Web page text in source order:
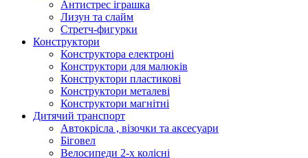
Антистрес іграшка
Лизун та слайм
Стретч-фигурки
Конструктори
Конструктора електроні
Конструктори для малюків
Конструктори пластикові
Конструктори металеві
Конструктори магнітні
Дитячий транспорт
Автокрісла , візочки та аксесуари
Біговел
Велосипеди 2-х колісні